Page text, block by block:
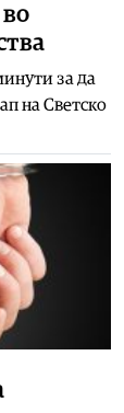
за да
на Светско